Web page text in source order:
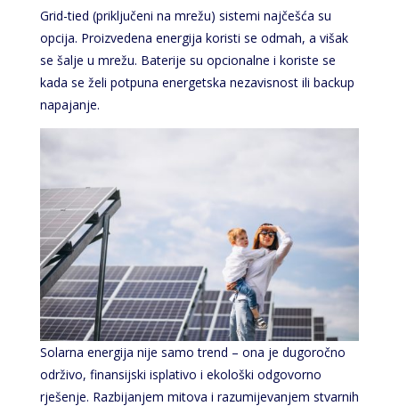
Grid-tied (priključeni na mrežu) sistemi najčešća su
opcija. Proizvedena energija koristi se odmah, a višak
se šalje u mrežu. Baterije su opcionalne i koriste se
kada se želi potpuna energetska nezavisnost ili backup
napajanje.
Solarna energija nije samo trend – ona je dugoročno
održivo, finansijski isplativo i ekološki odgovorno
rješenje. Razbijanjem mitova i razumijevanjem stvarnih